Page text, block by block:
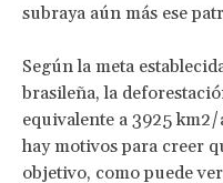
subraya aún más ese
Según la meta
brasileña, la
equivalente a 3925
hay motivos para creer
objetivo, como puede